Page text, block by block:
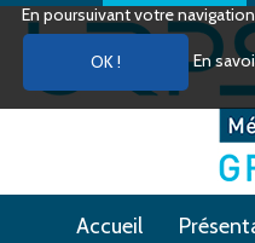
En poursuivant votre
En
Accueil